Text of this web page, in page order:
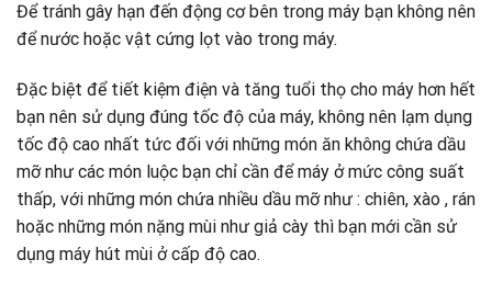
Để tránh gây hạn đến động cơ bên trong máy bạn không nên
để nước hoặc vật cứng lọt vào trong máy.
Đặc biệt để tiết kiệm điện và tăng tuổi thọ cho máy hơn hết
bạn nên sử dụng đúng tốc độ của máy, không nên lạm dụng
tốc độ cao nhất tức đối với những món ăn không chứa dầu
mỡ như các món luộc bạn chỉ cần để máy ở mức công suất
thấp, với những món chứa nhiều dầu mỡ như : chiên, xào , rán
hoặc những món nặng mùi như giả cày thì bạn mới cần sử
dụng máy hút mùi ở cấp độ cao.